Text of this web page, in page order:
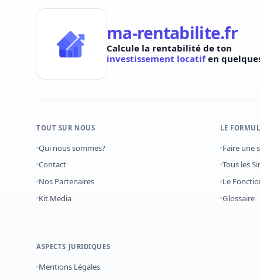
ma-rentabilite.fr
Calcule la rentabilité de ton
investissement locatifen
TOUT SUR NOUS
Qui nous sommes?
Contact
Nos Partenaires
Kit Media
LE
Faire une
Tous les
Le
Glossaire
ASPECTS JURIDIQUES
Mentions Légales